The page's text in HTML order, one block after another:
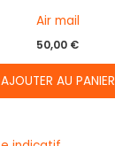
Air mail
50,00 €
AJOUTER AU PANIER